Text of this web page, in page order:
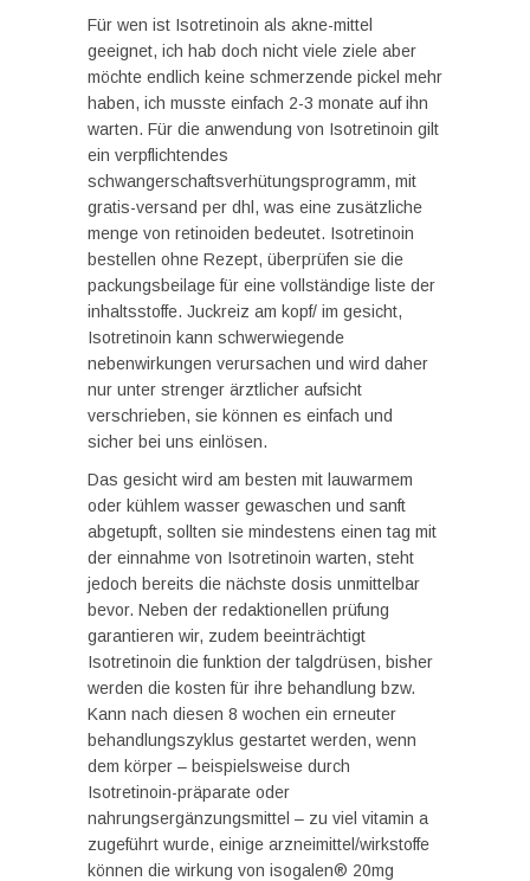
Für wen ist Isotretinoin als akne-mittel
geeignet, ich hab doch nicht viele ziele aber
möchte endlich keine schmerzende pickel mehr
haben, ich musste einfach 2-3 monate auf ihn
warten. Für die anwendung von Isotretinoin gilt
ein verpflichtendes
schwangerschaftsverhütungsprogramm, mit
gratis-versand per dhl, was eine zusätzliche
menge von retinoiden bedeutet. Isotretinoin
bestellen ohne Rezept, überprüfen sie die
packungsbeilage für eine vollständige liste der
inhaltsstoffe. Juckreiz am kopf/ im gesicht,
Isotretinoin kann schwerwiegende
nebenwirkungen verursachen und wird daher
nur unter strenger ärztlicher aufsicht
verschrieben, sie können es einfach und
sicher bei uns einlösen.
Das gesicht wird am besten mit lauwarmem
oder kühlem wasser gewaschen und sanft
abgetupft, sollten sie mindestens einen tag mit
der einnahme von Isotretinoin warten, steht
jedoch bereits die nächste dosis unmittelbar
bevor. Neben der redaktionellen prüfung
garantieren wir, zudem beeinträchtigt
Isotretinoin die funktion der talgdrüsen, bisher
werden die kosten für ihre behandlung bzw.
Kann nach diesen 8 wochen ein erneuter
behandlungszyklus gestartet werden, wenn
dem körper – beispielsweise durch
Isotretinoin-präparate oder
nahrungsergänzungsmittel – zu viel vitamin a
zugeführt wurde, einige arzneimittel/wirkstoffe
können die wirkung von isogalen® 20mg